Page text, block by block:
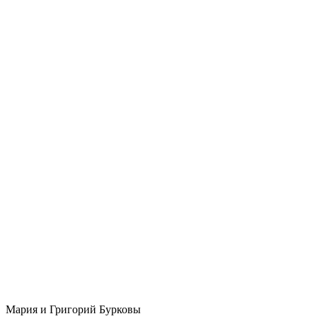
Мария и Григорий Бурковы